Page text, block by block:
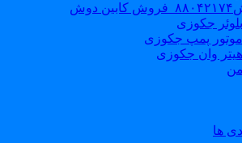
جکوزی
پمپ جکوزی
وان جکوزی